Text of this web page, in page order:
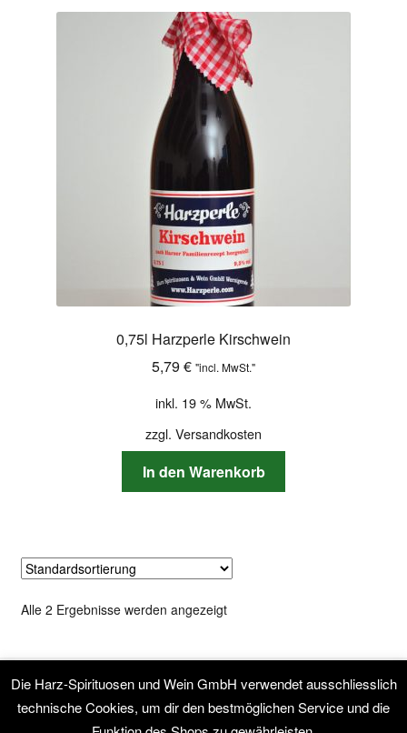
0,75l Harzperle Kirschwein
5,79 € "incl. MwSt."
inkl. 19 % MwSt.
zzgl. Versandkosten
In den Warenkorb
Alle 2 Ergebnisse werden angezeigt
Die Harz-Spirituosen und Wein GmbH verwendet ausschliesslich
technische Cookies, um dir den bestmöglichen Service und die